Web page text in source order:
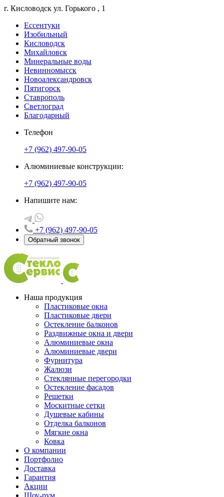
г. Кисловодск ул. Горького , 1
Ессентуки
Изобильный
Кисловодск
Михайловск
Минеральные воды
Невинномысск
Новоалександровск
Пятигорск
Ставрополь
Светлоград
Благодарный
Телефон
+7 (962) 497-90-05
Алюминиевые конструкции:
+7 (962) 497-90-05
Напишите нам:
+7 (962) 497-90-05
Обратный звонок
Наша продукция
Пластиковые окна
Пластиковые двери
Остекление балконов
Раздвижные окна и двери
Алюминиевые окна
Алюминиевые двери
Фурнитура
Жалюзи
Стеклянные перегородки
Остекление фасадов
Решетки
Москитные сетки
Душевые кабины
Отделка балконов
Мягкие окна
Ковка
О компании
Портфолио
Доставка
Гарантия
Акции
Шоу-рум